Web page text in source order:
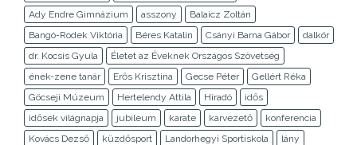
Ady Endre Gimnázium
asszony
Balaicz Zoltán
Bangó-Rodek Viktória
Béres Katalin Csányi Barna Gábor
dalkör
dr. Kocsis Gyula
Életet az Éveknek Országos Szövetség
ének-zene tanár
Erős Krisztina Gecse Péter
Gellért Réka
Göcseji Múzeum
Hertelendy Attila Híradó
idős
idősek világnapja
jubileum karate karvezető
konferencia
Kovács Dezső
küzdősport Landorhegyi Sportiskola
lány